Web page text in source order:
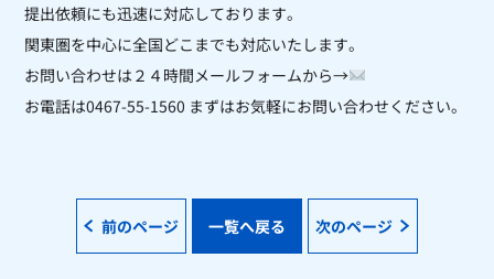
提出依頼にも迅速に対応しております。
関東圏を中心に全国どこまでも対応いたします。
お問い合わせは２４時間メールフォームから→
お電話は0467-55-1560 まずはお気軽にお問い合わせください。
前のページ 一覧へ戻る 次のページ